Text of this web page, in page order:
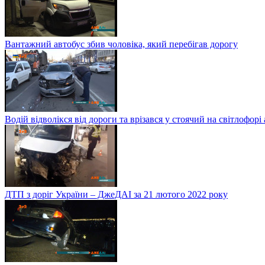
Вантажний автобус збив чоловіка, який перебігав дорогу
Водій відволікся від дороги та врізався у стоячий на світлофорі
ДТП з доріг України – ДжеДАІ за 21 лютого 2022 року